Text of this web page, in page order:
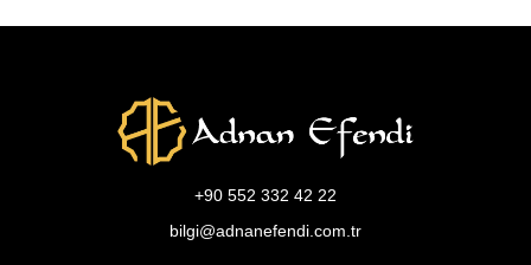
+90 552 332 42 22
bilgi@adnanefendi.com.tr